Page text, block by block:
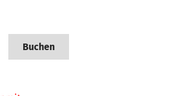
Buchen